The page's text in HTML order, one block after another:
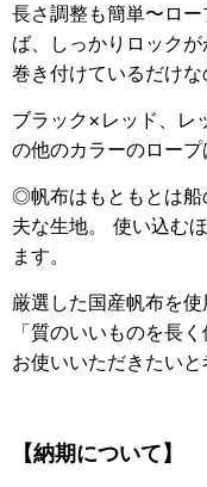
長さ調整も簡単〜ロ
ば、しっかりロック
巻き付けているだけ
ブラック×レッド、レ
の他のカラーのロー
◎帆布はもともとは船
夫な生地。 使い込む
ます。
厳選した国産帆布を使
「質のいいものを長
お使いいただきたいと
【納期について】